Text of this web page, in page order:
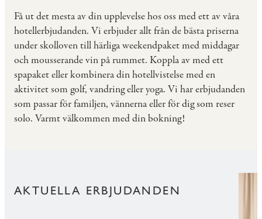
Få ut det mesta av din upplevelse hos oss med ett av våra
hotellerbjudanden. Vi erbjuder allt från de bästa priserna
under skolloven till härliga weekendpaket med middagar
och mousserande vin på rummet. Koppla av med ett
spapaket eller kombinera din hotellvistelse med en
aktivitet som golf, vandring eller yoga. Vi har erbjudanden
som passar för familjen, vännerna eller för dig som reser
solo. Varmt välkommen med din bokning!
AKTUELLA ERBJUDANDEN